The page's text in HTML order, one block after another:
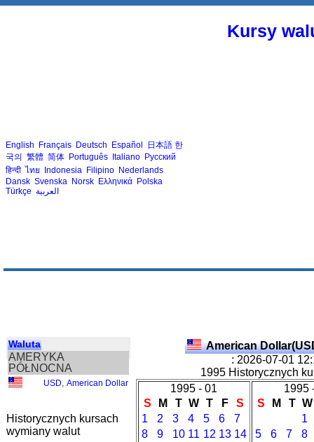
Kursy
English Français Deutsch Español 日本語 한
국의 繁體 简体 Português Italiano Русский
हिन्दी ไทย Indonesia Filipino Nederlands
Dansk Svenska Norsk Ελληνικά Polska
Türkçe العربية
Waluta
AMERYKA
PÓŁNOCNA
USD American Dollar
Historycznych kursach
wymiany walut
American
: 2026-07-01
1995 Historycznych
1995 - 01
S
M T W T F
S
1
2 3 4 5 6
7
8
9 10 11 12 13 14
1995
S
M T W
1
5
6 7
8